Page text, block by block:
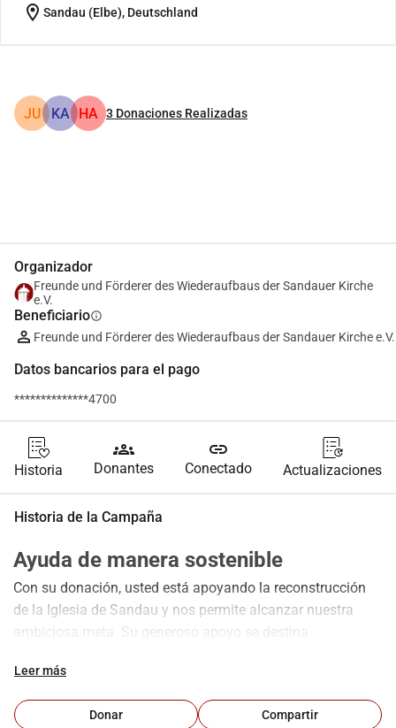
location_on Sandau (Elbe), Deutschland
JU KA HA 3 Donaciones Realizadas
Organizador
Freunde und Förderer des Wiederaufbaus der Sandauer Kirche
e.V.
Beneficiarioinfo
Freunde und Förderer des Wiederaufbaus der Sandauer Kirche e.V.
Datos bancarios para el pago
**************4700
Historia
groups
Donantes
link
Conectado Actualizaciones
Historia de la Campaña
Ayuda de manera sostenible
Con su donación, usted está apoyando la reconstrucción
de la Iglesia de Sandau y nos permite alcanzar nuestra
ambiciosa meta. Su generoso apoyo se destina
construcción y nos ayuda a hacer que la iglesia histórica
vuelva a brillar en todo su esplendor. Cada contribución
cuenta y marca una diferencia significativa.
Leer más
Donar Compartir